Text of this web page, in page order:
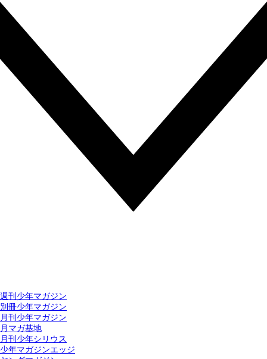
週刊少年マガジン
別冊少年マガジン
月刊少年マガジン
月マガ基地
月刊少年シリウス
少年マガジンエッジ